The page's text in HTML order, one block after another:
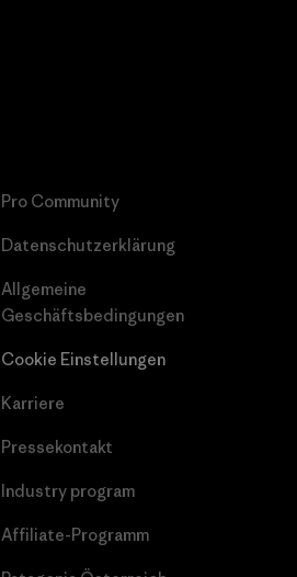
Pro Community
Datenschutzerklärung
Allgemeine
Geschäftsbedingungen
Cookie Einstellungen
Karriere
Pressekontakt
Industry program
Affiliate-Programm